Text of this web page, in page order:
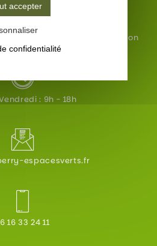
Saint-Magne-De-Castillon
: 9h - 18h
espacesverts.fr
16 33 24 11
accepter
confidentialité